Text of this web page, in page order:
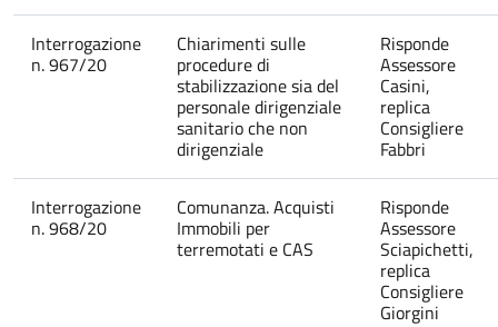
Interrogazione
n. 967/20
Chiarimenti sulle
procedure di
stabilizzazione sia del
personale dirigenziale
sanitario che non
dirigenziale
Risponde
Assessore
Casini,
replica
Consigliere
Fabbri
Interrogazione
n. 968/20
Comunanza. Acquisti
Immobili per
terremotati e CAS
Risponde
Assessore
Sciapichetti,
replica
Consigliere
Giorgini